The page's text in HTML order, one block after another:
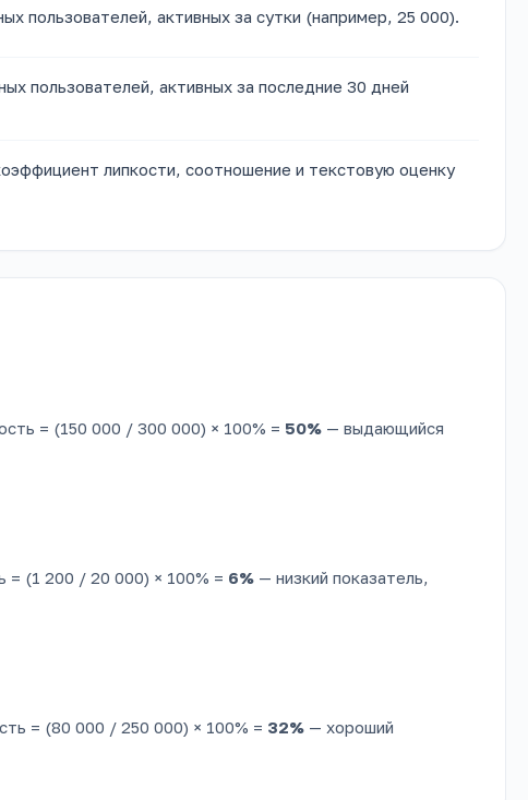
пользователей, активных за сутки (например, 25 000).
пользователей, активных за последние 30 дней
липкости, соотношение и текстовую оценку
= (150 000 / 300 000) × 100% = 50% — выдающийся
= (1 200 / 20 000) × 100% = 6% — низкий показатель,
= (80 000 / 250 000) × 100% = 32% — хороший